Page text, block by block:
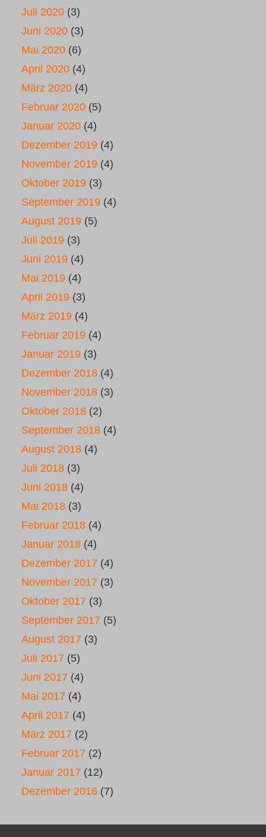
Juli 2020 (3)
Juni 2020 (3)
Mai 2020 (6)
April 2020 (4)
März 2020 (4)
Februar 2020 (5)
Januar 2020 (4)
Dezember 2019 (4)
November 2019 (4)
Oktober 2019 (3)
September 2019 (4)
August 2019 (5)
Juli 2019 (3)
Juni 2019 (4)
Mai 2019 (4)
April 2019 (3)
März 2019 (4)
Februar 2019 (4)
Januar 2019 (3)
Dezember 2018 (4)
November 2018 (3)
Oktober 2018 (2)
September 2018 (4)
August 2018 (4)
Juli 2018 (3)
Juni 2018 (4)
Mai 2018 (3)
Februar 2018 (4)
Januar 2018 (4)
Dezember 2017 (4)
November 2017 (3)
Oktober 2017 (3)
September 2017 (5)
August 2017 (3)
Juli 2017 (5)
Juni 2017 (4)
Mai 2017 (4)
April 2017 (4)
März 2017 (2)
Februar 2017 (2)
Januar 2017 (12)
Dezember 2016 (7)